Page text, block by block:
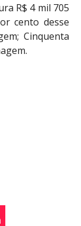
R$ 4 mil 705
cento desse
Cinquenta